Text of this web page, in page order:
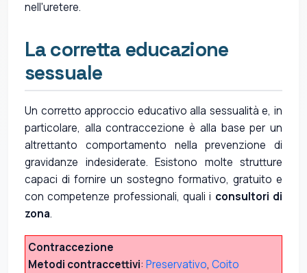
nell'uretere.
La corretta educazione
sessuale
Un corretto approccio educativo alla sessualità e, in
particolare, alla contraccezione è alla base per un
altrettanto comportamento nella prevenzione di
gravidanze indesiderate. Esistono molte strutture
capaci di fornire un sostegno formativo, gratuito e
con competenze professionali, quali i consultori di
zona.
Contraccezione
Metodi contraccettivi: Preservativo, Coito